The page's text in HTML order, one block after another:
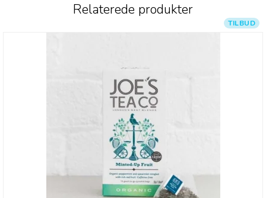
Relaterede produkter
TILBUD